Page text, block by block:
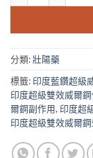
分類:壯陽藥
標籤: 印度藍鑽超級
印度超級雙效威爾
爾鋼副作用, 印度超
印度超級雙效威爾